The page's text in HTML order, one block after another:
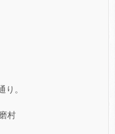
り。
村